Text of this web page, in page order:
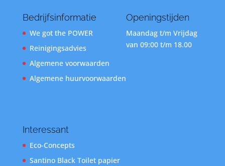
Bedrijfsinformatie
We got the POWER
Reinigingsadvies
Algemene voorwaarden
Algemene huurvoorwaarden
Openingstijden
Maandag t/m Vrijdag
van 09:00 t/m 18.00
Interessant
Eco-Concepts
Santino Black Toilet papier